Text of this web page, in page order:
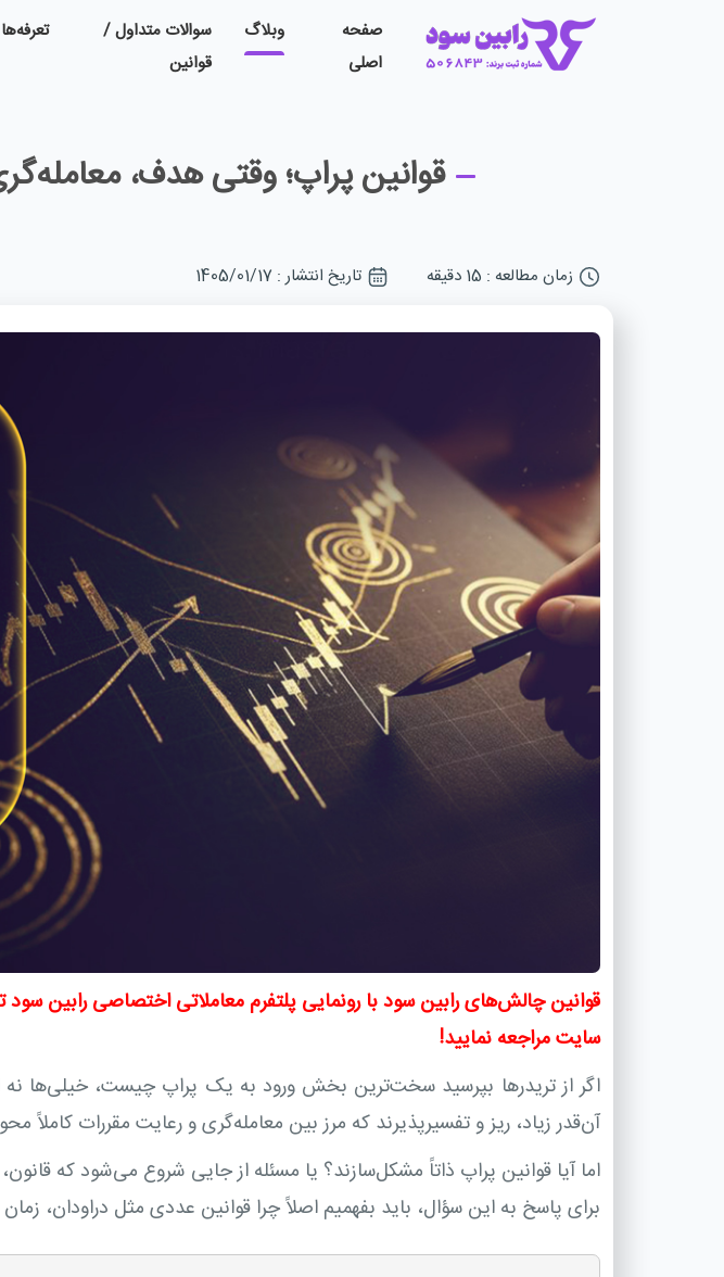
صفحه
اصلی
وبلاگ
سوالات متداول /
قوانین
تعرفه‌ها
قوانین پراپ؛ وقتی هدف،
زمان مطالعه : 15 دقیقه تاریخ انتشار : 1405/01/17
قوانین چالش‌های رابین سود با رونمایی پلتفرم معاملاتی اختصاصی رابین
سایت مراجعه نمایید!
اگر از تریدرها بپرسید سخت‌ترین بخش ورود به یک پراپ چیست، خیلی‌ها نه از
آن‌قدر زیاد، ریز و تفسیرپذیرند که مرز بین معامله‌گری و رعایت مقررات کاملاً
اما آیا قوانین پراپ ذاتاً مشکل‌سازند؟ یا مسئله از جایی شروع می‌شود که
برای پاسخ به این سؤال، باید بفهمیم اصلاً چرا قوانین عددی مثل دراودان،